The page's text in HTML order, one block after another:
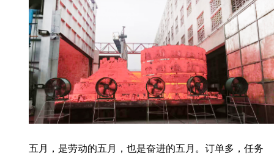
五月，是劳动的五月，也是奋进的五月。订单多，任务